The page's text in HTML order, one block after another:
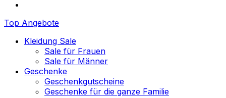
Top Angebote
Kleidung Sale
Sale für Frauen
Sale für Männer
Geschenke
Geschenkgutscheine
Geschenke für die ganze Familie